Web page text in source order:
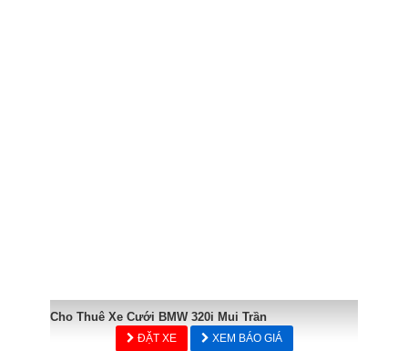
Cho Thuê Xe Cưới BMW 320i Mui Trần
ĐẶT XE XEM BÁO GIÁ